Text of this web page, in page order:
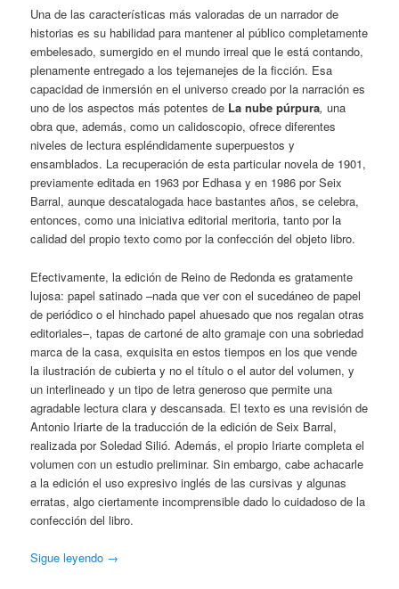
Una de las características más valoradas de un narrador de
historias es su habilidad para mantener al público completamente
embelesado, sumergido en el mundo irreal que le está contando,
plenamente entregado a los tejemanejes de la ficción. Esa
capacidad de inmersión en el universo creado por la narración es
uno de los aspectos más potentes de La nube púrpura,una
obra que, además, como un calidoscopio, ofrece diferentes
niveles de lectura espléndidamente superpuestos y
ensamblados. La recuperación de esta particular novela de 1901,
previamente editada en 1963 por Edhasa y en 1986 por Seix
Barral, aunque descatalogada hace bastantes años, se celebra,
entonces, como una iniciativa editorial meritoria, tanto por la
calidad del propio texto como por la confección del objeto libro.
Efectivamente, la edición de Reino de Redonda es gratamente
lujosa: papel satinado –nada que ver con el sucedáneo de papel
de periódico o el hinchado papel ahuesado que nos regalan otras
editoriales–, tapas de cartoné de alto gramaje con una sobriedad
marca de la casa, exquisita en estos tiempos en los que vende
la ilustración de cubierta y no el título o el autor del volumen, y
un interlineado y un tipo de letra generoso que permite una
agradable lectura clara y descansada. El texto es una revisión de
Antonio Iriarte de la traducción de la edición de Seix Barral,
realizada por Soledad Silió. Además, el propio Iriarte completa el
volumen con un estudio preliminar. Sin embargo, cabe achacarle
a la edición el uso expresivo inglés de las cursivas y algunas
erratas, algo ciertamente incomprensible dado lo cuidadoso de la
confección del libro.
Sigue leyendo →